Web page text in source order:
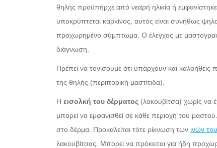
θηλής προϋπήρχε από νεαρή ηλικία ή
υποκρύπτεται καρκίνος, αυτός είναι συνήθως
προχωρημένο σύμπτωμα. Ο έλεγχος με
διάγνωση.
Πρέπει να τονίσουμε ότι υπάρχουν και
της θηλής (περιπορική μαστίτιδα).
Η εισολκή του δέρματος (λακουβίτσα) χωρίς να
μπορεί να εμφανισθεί σε κάθε περιοχή του
στο δέρμα. Προκαλείται τότε ρίκνωση των ινών
λακουβίτσας. Μπορεί να πρόκειται για ήδη